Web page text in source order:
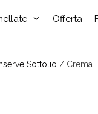
Offerta
Sottolio / Crema